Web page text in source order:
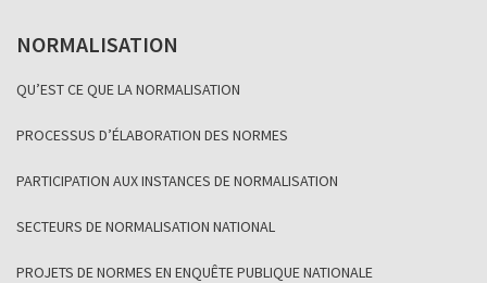
NORMALISATION
QU’EST CE QUE LA NORMALISATION
PROCESSUS D’ÉLABORATION DES NORMES
PARTICIPATION AUX INSTANCES DE NORMALISATION
SECTEURS DE NORMALISATION NATIONAL
PROJETS DE NORMES EN ENQUÊTE PUBLIQUE NATIONALE